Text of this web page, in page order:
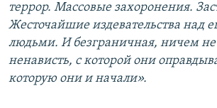
террор. Массовые захоронения.
Жесточайшие издевательства над
людьми. И безграничная, ничем
ненависть, с которой они
которую они и начали».